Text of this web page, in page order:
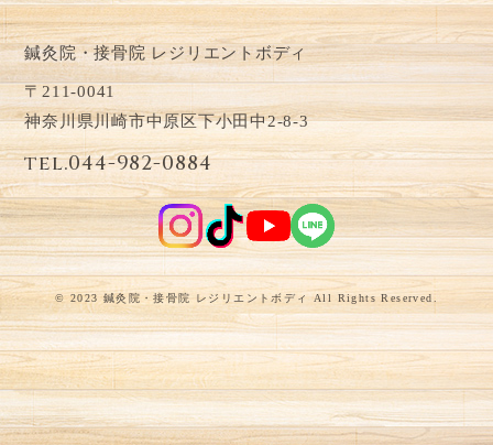
鍼灸院・接骨院 レジリエントボディ
〒211-0041
神奈川県川崎市中原区下小田中2-8-3
tel.044-982-0884
© 2023 鍼灸院・接骨院 レジリエントボディ All Rights Reserved.